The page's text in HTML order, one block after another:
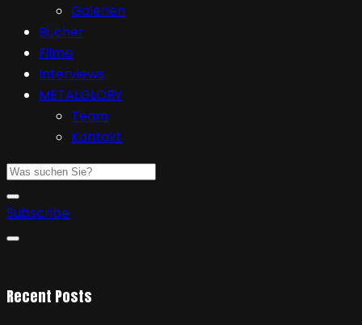
Galerien
Bücher
Filme
Interviews
METALGLORY
Team
Kontakt
Subscribe
Recent Posts